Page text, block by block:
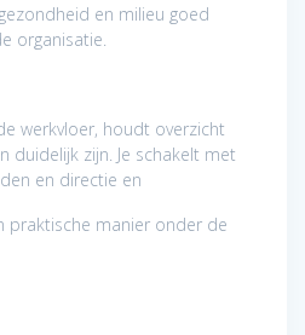
en milieu goed
organisatie.
werkvloer, houdt overzicht
duidelijk zijn. Je schakelt met
en directie en
praktische manier onder de